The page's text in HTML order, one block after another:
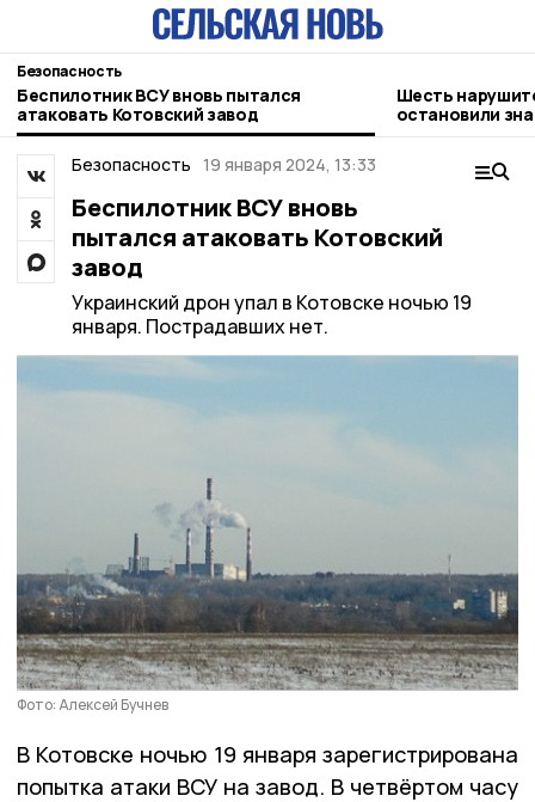
Безопасность
Беспилотник ВСУ вновь пытался
атаковать Котовский завод
Шесть
остановили
Безопасность 19 января 2024, 13:33
Беспилотник ВСУ вновь
пытался атаковать Котовский
завод
Украинский дрон упал в Котовске ночью 19
января. Пострадавших нет.
Фото: Алексей Бучнев
В Котовске ночью 19 января зарегистрирована
попытка атаки ВСУ на завод. В четвёртом часу